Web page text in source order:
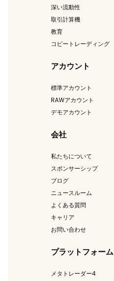
深い流動性
取引計算機
教育
コピートレーディング
アカウント
標準アカウント
RAWアカウント
デモアカウント
会社
私たちについて
スポンサーシップ
ブログ
ニュースルーム
よくある質問
キャリア
お問い合わせ
プラットフォーム
メタトレーダー4